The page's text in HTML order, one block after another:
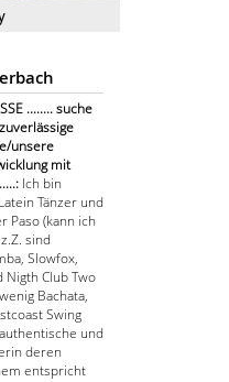
........ suche
unsere
mit
Ich bin
Tänzer und
Paso (kann ich
sind
Slowfox,
Nigth Club Two
Bachata,
Swing
und
deren
entspricht